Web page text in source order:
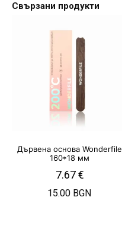
Свързани продукти
Дървена основа Wonderfile
160*18 мм
7.67€
15.00 BGN